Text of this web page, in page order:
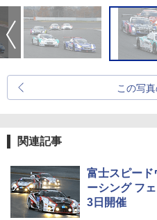
この写
関連記事
富士スピード
ーシング フ
3日開催